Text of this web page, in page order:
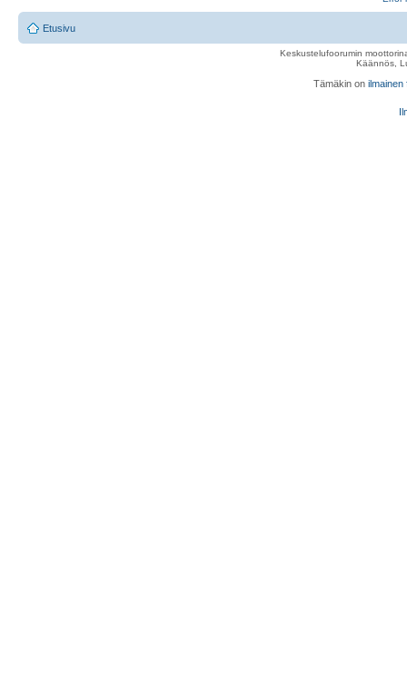
Etusivu
Keskustelufoorumin
Käännös,
Tämäkin on ilmainen